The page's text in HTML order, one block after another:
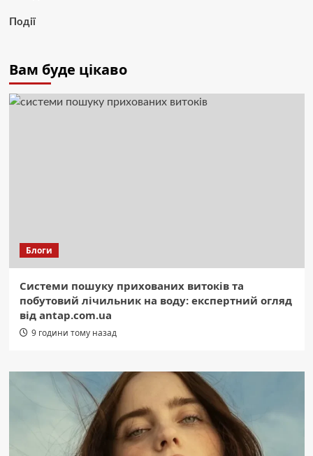
Події
Вам буде цікаво
Блоги
Системи пошуку прихованих витоків та
побутовий лічильник на воду: експертний огляд
від antap.com.ua
9 години тому назад